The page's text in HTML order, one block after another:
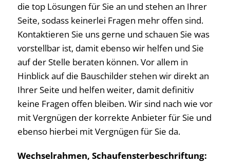
die top Lösungen für Sie an und stehen an Ihrer
Seite, sodass keinerlei Fragen mehr offen sind.
Kontaktieren Sie uns gerne und schauen Sie was
vorstellbar ist, damit ebenso wir helfen und Sie
auf der Stelle beraten können. Vor allem in
Hinblick auf die Bauschilder stehen wir direkt an
Ihrer Seite und helfen weiter, damit definitiv
keine Fragen offen bleiben. Wir sind nach wie vor
mit Vergnügen der korrekte Anbieter für Sie und
ebenso hierbei mit Vergnügen für Sie da.
Wechselrahmen, Schaufensterbeschriftung: